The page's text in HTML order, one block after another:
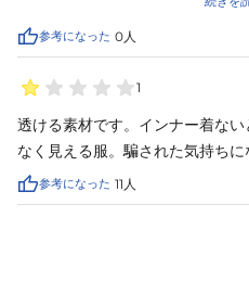
か、他を検討すべき。
参考になった 0人
1
透ける素材です。インナー着な
なく見える服。騙された気持ちに
参考になった 11 人